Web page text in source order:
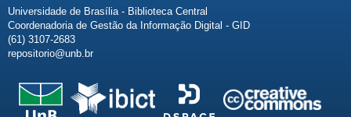
Universidade de Brasília - Biblioteca Central
Coordenadoria de Gestão da Informação Digital - GID
(61) 3107-2683
repositorio@unb.br